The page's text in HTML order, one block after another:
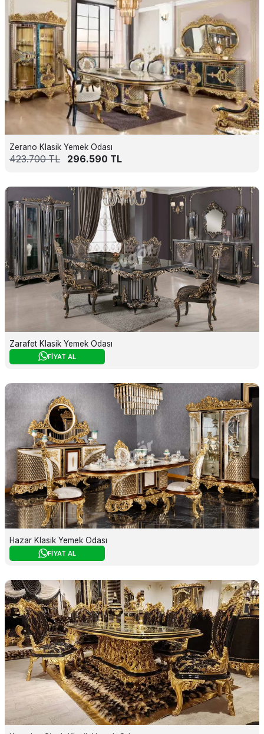
Zerano Klasik Yemek Odası
423.700TL 296.590 TL
Zarafet Klasik Yemek Odası
FİYAT AL
Hazar Klasik Yemek Odası
FİYAT AL